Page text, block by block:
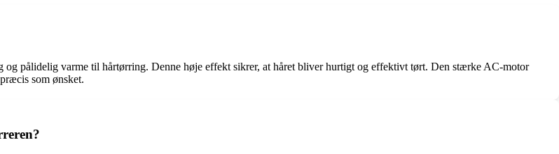
pålidelig varme til hårtørring. Denne høje effekt sikrer, at håret bliver hurtigt og effektivt tørt. Den stærke AC-motor
som ønsket.